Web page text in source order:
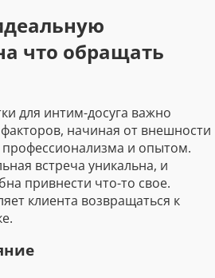
что обращать
для интим-досуга важно
начиная от внешности
и опытом.
встреча уникальна, и
привнести что-то свое.
клиента возвращаться к